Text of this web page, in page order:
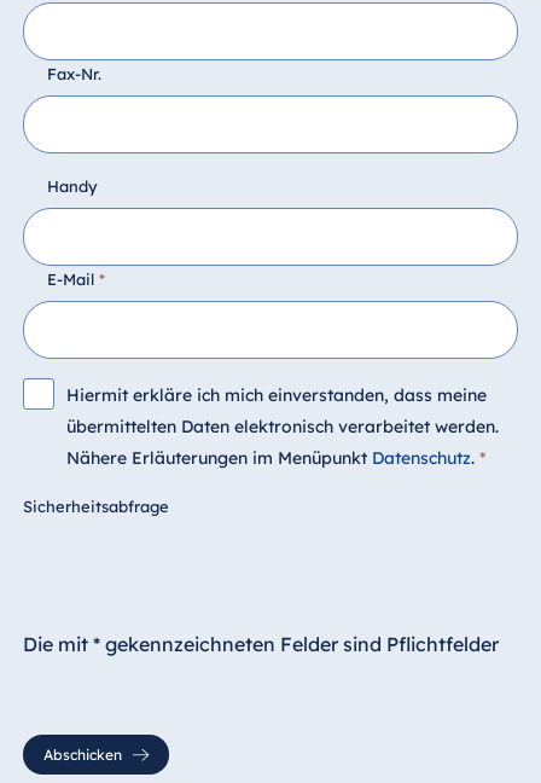
Fax-Nr.
Handy
E-Mail *
Hiermit erkläre ich mich einverstanden, dass meine
übermittelten Daten elektronisch verarbeitet werden.
Nähere Erläuterungen im Menüpunkt Datenschutz. *
Sicherheitsabfrage
Die mit * gekennzeichneten Felder sind Pflichtfelder
Abschicken